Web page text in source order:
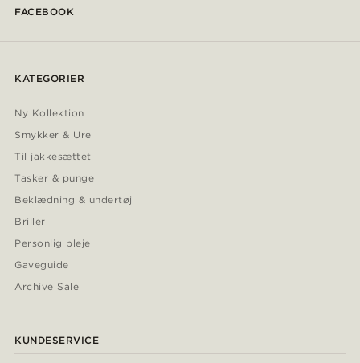
FACEBOOK
KATEGORIER
Ny Kollektion
Smykker & Ure
Til jakkesættet
Tasker & punge
Beklædning & undertøj
Briller
Personlig pleje
Gaveguide
Archive Sale
KUNDESERVICE